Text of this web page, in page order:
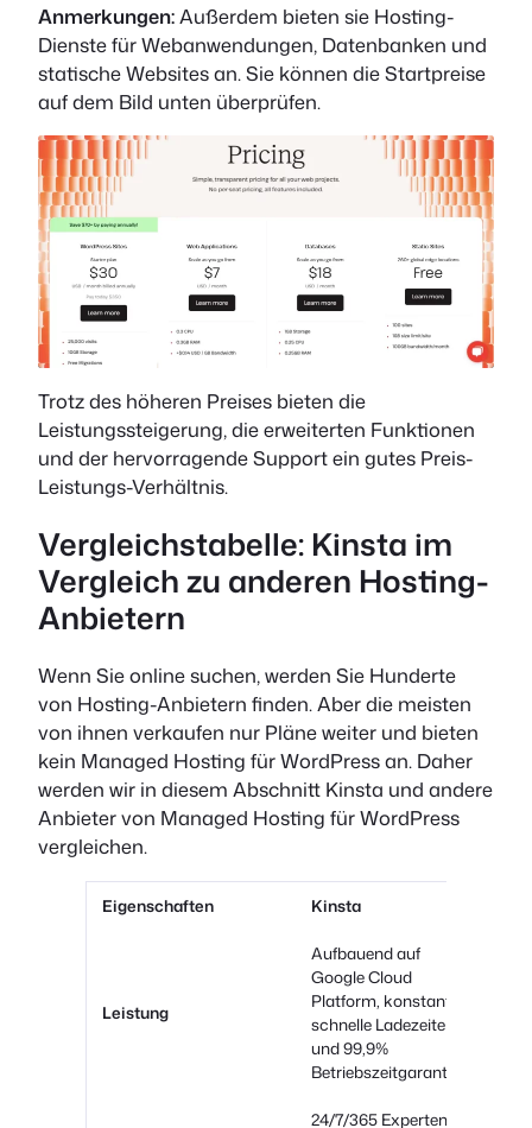
Anmerkungen:Außerdem bieten sie Hosting-
Dienste für Webanwendungen, Datenbanken und
statische Websites an. Sie können die Startpreise
auf dem Bild unten überprüfen.
Trotz des höheren Preises bieten die
Leistungssteigerung, die erweiterten Funktionen
und der hervorragende Support ein gutes Preis-
Leistungs-Verhältnis.
Vergleichstabelle: Kinsta im
Vergleich zu anderen Hosting-
Anbietern
Wenn Sie online suchen, werden Sie Hunderte
von Hosting-Anbietern finden. Aber die meisten
von ihnen verkaufen nur Pläne weiter und bieten
kein Managed Hosting für WordPress an. Daher
werden wir in diesem Abschnitt Kinsta und andere
Anbieter von Managed Hosting für WordPress
vergleichen.
Eigenschaften Kinsta
Leistung
Aufbauend auf
Google Cloud
Platform, konstant
schnelle Ladezeiten
und 99,9%
Betriebszeitgarantie
24/7/365 Experten-